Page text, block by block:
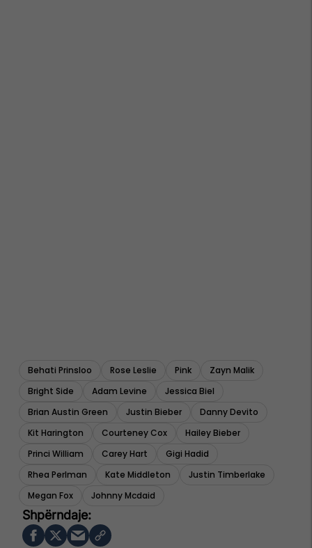
Behati Prinsloo Rose Leslie Pink
Zayn Malik
Bright Side
Adam Levine
Jessica Biel
Brian Austin Green
Justin Bieber
Danny Devito
Kit Harington
Courteney Cox
Hailey Bieber
Princi William
Carey Hart
Gigi Hadid
Rhea Perlman
Kate Middleton
Justin Timberlake
Megan Fox
Johnny Mcdaid